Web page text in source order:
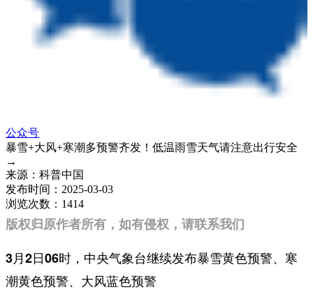
公众号
暴雪+大风+寒潮多预警齐发！低温雨雪天气请注意出行安全
→
来源： 科普中国
发布时间： 2025-03-03
浏览次数： 1414
版权归原作者所有，如有侵权，请联系我们
3月2日06时，中央气象台继续发布暴雪黄色预警、 寒
潮黄色预警、大风蓝色预警